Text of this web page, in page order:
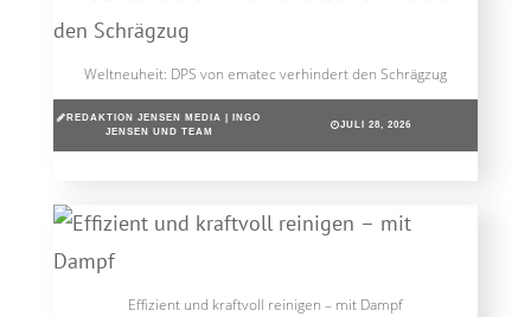
Weltneuheit: DPS von ematec verhindert den Schrägzug
REDAKTION JENSEN MEDIA | INGO
JENSEN UND TEAM
JULI 28, 2026
Effizient und kraftvoll reinigen – mit Dampf